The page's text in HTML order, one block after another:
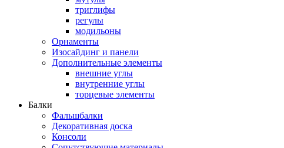
триглифы
регулы
модильоны
Орнаменты
Изосайдинг и панели
Дополнительные элементы
внешние углы
внутренние углы
торцевые элементы
Балки
Фальшбалки
Декоративная доска
Консоли